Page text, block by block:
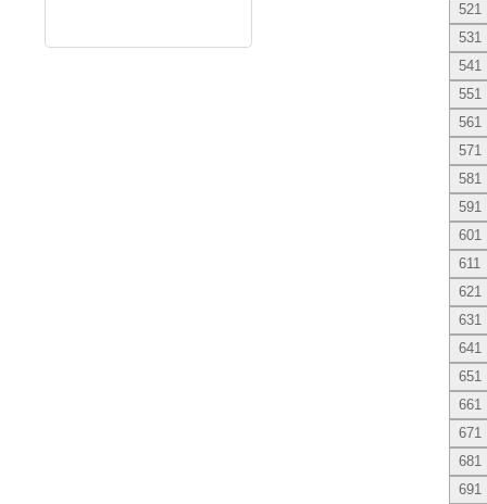
521
531
541
551
561
571
581
591
601
611
621
631
641
651
661
671
681
691